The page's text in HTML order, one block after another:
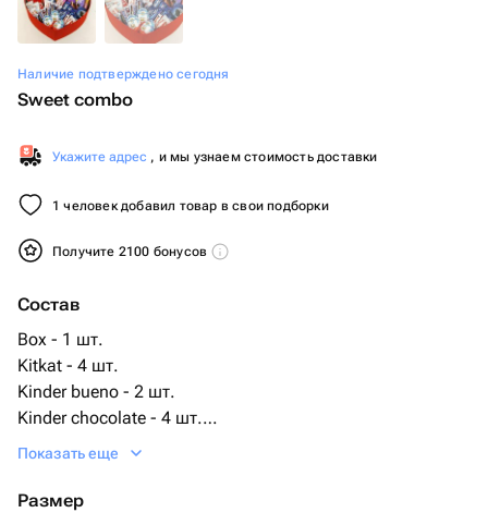
Наличие подтверждено сегодня
Sweet combo
Укажите адрес , и мы узнаем стоимость доставки
1 человек добавил товар в свои подборки
Получите 2100 бонусов
Состав
Box - 1 шт.
Kitkat - 4 шт.
Kinder bueno - 2 шт.
Kinder chocolate - 4 шт.
Alpen gold - 1 шт.
kinder joy - 3 шт.
Показать еще
Размер